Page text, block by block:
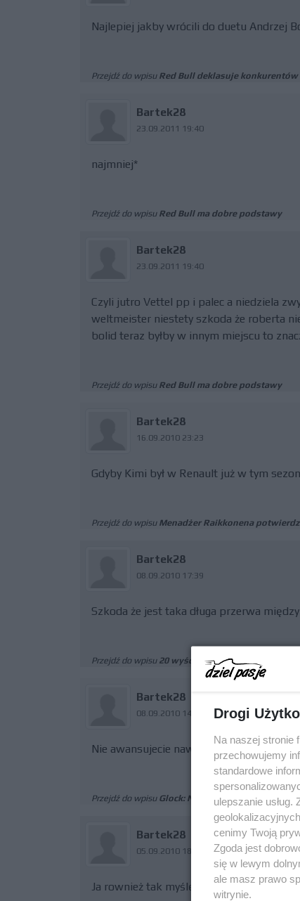
Najlepiej jakby wrócili do duetu Andrzej
Przejdź do wpisu Red Bull deklasuje
Bartek28
23.09.2011 19:40
najmniej*
Przejdź do wpisu Red Bull ma dobre podstawy
Bartek28
23.09.2011 19:40
Czyli jutro Vettel pp i palec a niedziela
weltmeister niestety szkoda że roberta
bolid teraz byłby w innym miejscu to
Przejdź do wpisu Red Bull ma dobre podstawy
Bartek28
16.09.2010 23:23
Gdyby Kimi był w Renault już w tym
Przejdź do wpisu Menadżer Raikkonena
Bartek28
08.09.2010 17:39
Szkoda że jest taka długa przerwa
Przejdź do wpisu 20 wyścigów w sezonie 2011
Bartek28
08.09.2010 14:05
Nie awansujecie nawet do Q2 chyba że
Przejdź do wpisu Glock: Naciskamy bardzo mocno
Bartek28
05.09.2010 18:34
Ja rownież tak myślę.
Drogi
Na naszej stronie
przechowujemy
standardowe
ulepszanie
cenimy Twoją
Zgoda jest
się w lewym
ale masz prawo
witrynie.